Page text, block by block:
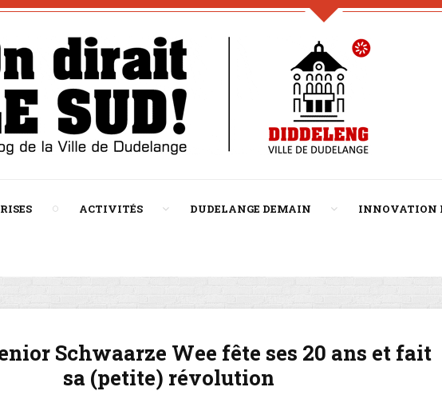
ACTIVITÉS DUDELANGE DEMAIN INNOVATION
Schwaarze Wee fête ses 20 ans et fait
sa (petite) révolution